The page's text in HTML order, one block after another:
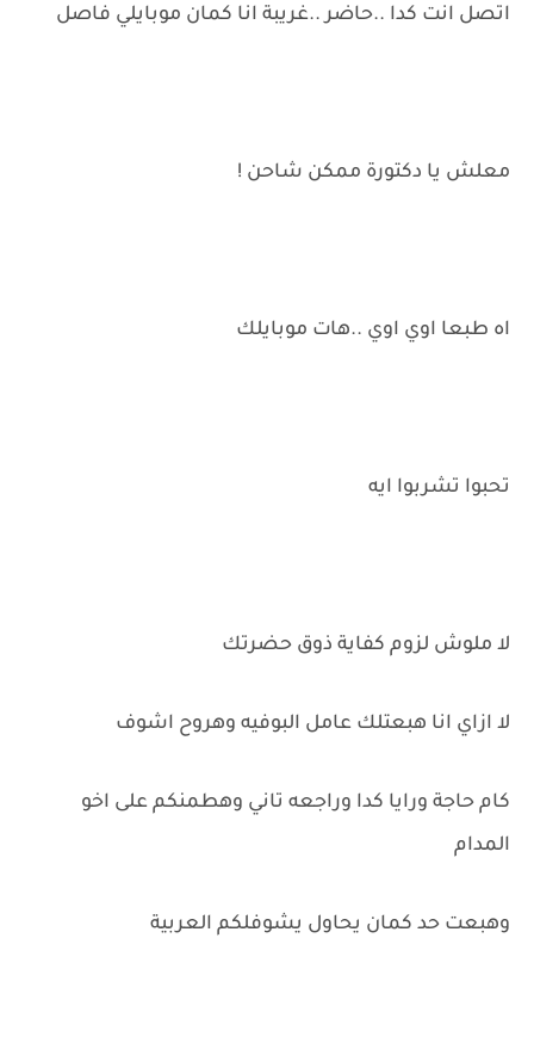
اتصل انت كدا ..حاضر ..غريبة انا كمان موبايلي فاصل
معلش يا دكتورة ممكن شاحن !
اه طبعا اوي اوي ..هات موبايلك
تحبوا تشربوا ايه
لا ملوش لزوم كفاية ذوق حضرتك
لا ازاي انا هبعتلك عامل البوفيه وهروح اشوف
كام حاجة ورايا كدا وراجعه تاني وهطمنكم على اخو
المدام
وهبعت حد كمان يحاول يشوفلكم العربية